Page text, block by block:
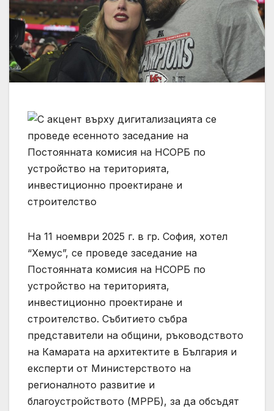
На 11 ноември 2025 г. в гр. София, хотел
“Хемус”, се проведе заседание на
Постоянната комисия на НСОРБ по
устройство на територията,
инвестиционно проектиране и
строителство. Събитието събра
представители на общини, ръководството
на Камарата на архитектите в България и
експерти от Министерството на
регионалното развитие и
благоустройството (МРРБ), за да обсъдят